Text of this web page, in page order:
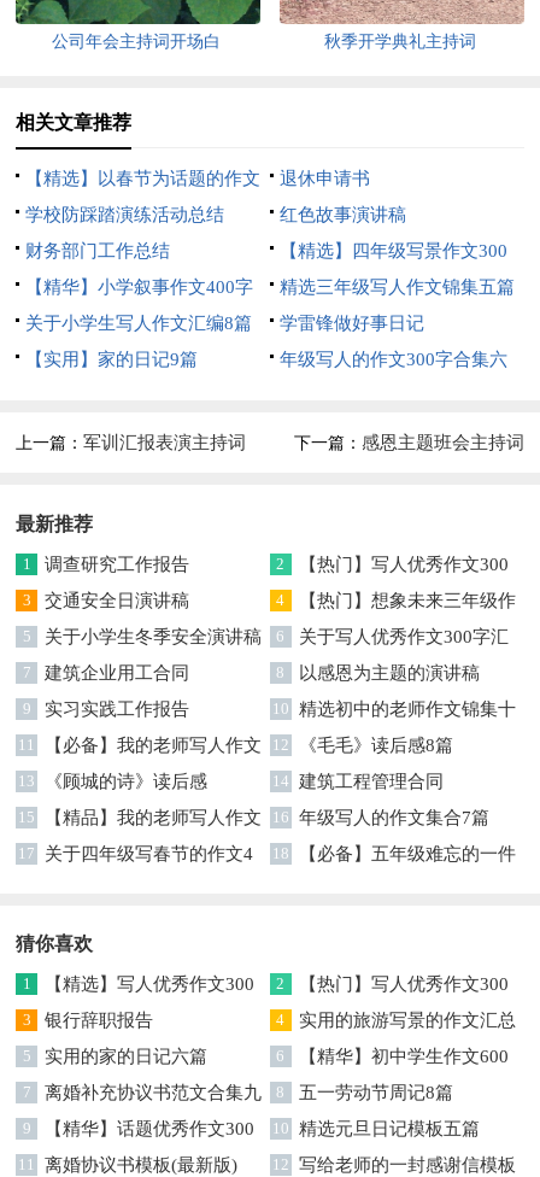
公司年会主持词开场白 秋季开学典礼主持词
相关文章推荐
【精选】以春节为话题的作文
锦集8篇
退休申请书
学校防踩踏演练活动总结
红色故事演讲稿
财务部门工作总结
【精选】四年级写景作文300
字集合五篇
【精华】小学叙事作文400字
集锦九篇
精选三年级写人作文锦集五篇
关于小学生写人作文汇编8篇
学雷锋做好事日记
【实用】家的日记9篇
年级写人的作文300字合集六
上一篇：军训汇报表演主持词 下一篇： 感恩主题班会主持词
最新推荐
1 调查研究工作报告 2
【热门】写人优秀作文300
字集合7篇
3 交通安全日演讲稿 4
【热门】想象未来三年级作
文汇编7篇
5 关于小学生冬季安全演讲稿 6
关于写人优秀作文300字汇
编六篇
7 建筑企业用工合同 8 以感恩为主题的演讲稿
9 实习实践工作报告 10 精选初中的老师作文锦集十
篇
11
【必备】我的老师写人作文
集合八篇
12 《毛毛》读后感8篇
13 《顾城的诗》读后感 14 建筑工程管理合同
15
【精品】我的老师写人作文
集合5篇
16 年级写人的作文集合7篇
17
关于四年级写春节的作文4
18
【必备】五年级难忘的一件
猜你喜欢
1
【精选】写人优秀作文300
字集锦八篇
2
【热门】写人优秀作文300
字汇总8篇
3 银行辞职报告 4
实用的旅游写景的作文汇总
九篇
5 实用的家的日记六篇 6
【精华】初中学生作文600
字集合十篇
7
离婚补充协议书范文合集九
篇
8 五一劳动节周记8篇
9
【精华】话题优秀作文300
字集合9篇
10 精选元旦日记模板五篇
11 离婚协议书模板(最新版) 12 写给老师的一封感谢信模板